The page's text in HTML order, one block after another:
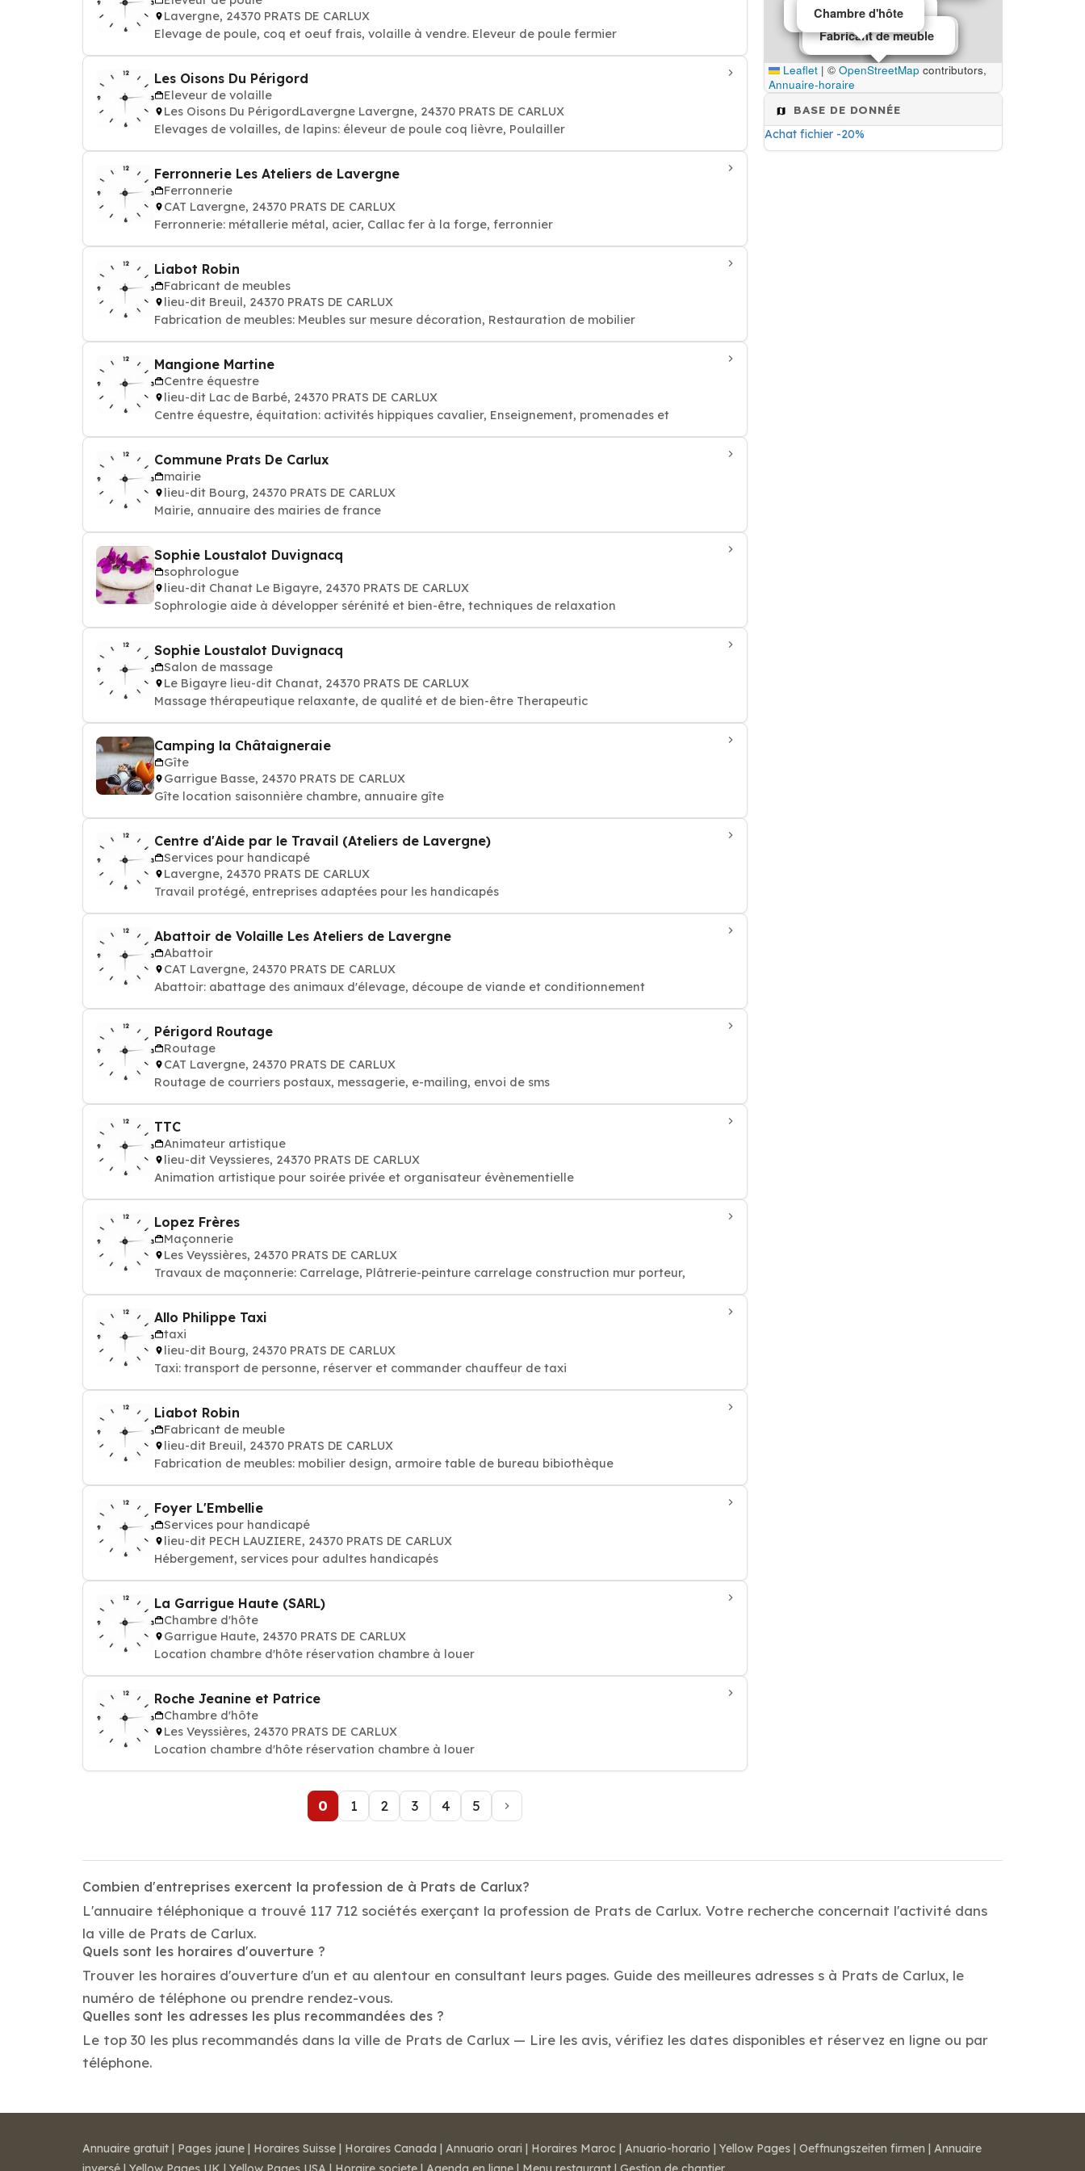
Lavergne, 24370 PRATS DE CARLUX
Elevage de poule, coq et oeuf frais, volaille à vendre. Eleveur de poule fermier
Les Oisons Du Périgord
Eleveur de volaille
Les Oisons Du PérigordLavergne Lavergne, 24370 PRATS DE CARLUX
Elevages de volailles, de lapins: éleveur de poule coq lièvre, Poulailler
Ferronnerie Les Ateliers de Lavergne
Ferronnerie
CAT Lavergne, 24370 PRATS DE CARLUX
Ferronnerie: métallerie métal, acier, Callac fer à la forge, ferronnier
Liabot Robin
Fabricant de meubles
lieu-dit Breuil, 24370 PRATS DE CARLUX
Fabrication de meubles: Meubles sur mesure décoration, Restauration de mobilier
Mangione Martine
Centre équestre
lieu-dit Lac de Barbé, 24370 PRATS DE CARLUX
Centre équestre, équitation: activités hippiques cavalier, Enseignement, promenades et
Commune Prats De Carlux
mairie
lieu-dit Bourg, 24370 PRATS DE CARLUX
Mairie, annuaire des mairies de france
Sophie Loustalot Duvignacq
sophrologue
lieu-dit Chanat Le Bigayre, 24370 PRATS DE CARLUX
Sophrologie aide à développer sérénité et bien-être, techniques de relaxation
Sophie Loustalot Duvignacq
Salon de massage
Le Bigayre lieu-dit Chanat, 24370 PRATS DE CARLUX
Massage thérapeutique relaxante, de qualité et de bien-être Therapeutic
Camping la Châtaigneraie
Gîte
Garrigue Basse, 24370 PRATS DE CARLUX
Gîte location saisonnière chambre, annuaire gîte
Centre d'Aide par le Travail (Ateliers de Lavergne)
Services pour handicapé
Lavergne, 24370 PRATS DE CARLUX
Travail protégé, entreprises adaptées pour les handicapés
Abattoir de Volaille Les Ateliers de Lavergne
Abattoir
CAT Lavergne, 24370 PRATS DE CARLUX
Abattoir: abattage des animaux d'élevage, découpe de viande et conditionnement
Périgord Routage
Routage
CAT Lavergne, 24370 PRATS DE CARLUX
Routage de courriers postaux, messagerie, e-mailing, envoi de sms
TTC
Animateur artistique
lieu-dit Veyssieres, 24370 PRATS DE CARLUX
Animation artistique pour soirée privée et organisateur évènementielle
Lopez Frères
Maçonnerie
Les Veyssières, 24370 PRATS DE CARLUX
Travaux de maçonnerie: Carrelage, Plâtrerie-peinture carrelage construction mur porteur,
Allo Philippe Taxi
taxi
lieu-dit Bourg, 24370 PRATS DE CARLUX
Taxi: transport de personne, réserver et commander chauffeur de taxi
Liabot Robin
Fabricant de meuble
lieu-dit Breuil, 24370 PRATS DE CARLUX
Fabrication de meubles: mobilier design, armoire table de bureau bibiothèque
Foyer L'Embellie
Services pour handicapé
lieu-dit PECH LAUZIERE, 24370 PRATS DE CARLUX
Hébergement, services pour adultes handicapés
La Garrigue Haute (SARL)
Chambre d'hôte
Garrigue Haute, 24370 PRATS DE CARLUX
Location chambre d'hôte réservation chambre à louer
Roche Jeanine et Patrice
Chambre d'hôte
Les Veyssières, 24370 PRATS DE CARLUX
Location chambre d'hôte réservation chambre à louer
0 1 2 3 4 5
Fabricant de meubles
Animateur artistique
Maçonnerie
Fabricant de meuble
Chambre d'hôte
Leaflet | © OpenStreetMap contributors,
Annuaire-horaire
BASE DE DONNÉE
Achat fichier -20%
Combien d'entreprises exercent la profession de à Prats de Carlux?
L'annuaire téléphonique a trouvé 117 712 sociétés exerçant la profession de Prats de Carlux. Votre recherche concernait l'activité dans
la ville de Prats de Carlux.
Quels sont les horaires d'ouverture ?
Trouver les horaires d'ouverture d'un et au alentour en consultant leurs pages. Guide des meilleures adresses s à Prats de Carlux, le
numéro de téléphone ou prendre rendez-vous.
Quelles sont les adresses les plus recommandées des ?
Le top 30 les plus recommandés dans la ville de Prats de Carlux — Lire les avis, vérifiez les dates disponibles et réservez en ligne ou par
téléphone.
Annuaire gratuit | Pages jaune | Horaires Suisse | Horaires Canada | Annuario orari | Horaires Maroc | Anuario-horario | Yellow Pages | Oeffnungszeiten firmen | Annuaire